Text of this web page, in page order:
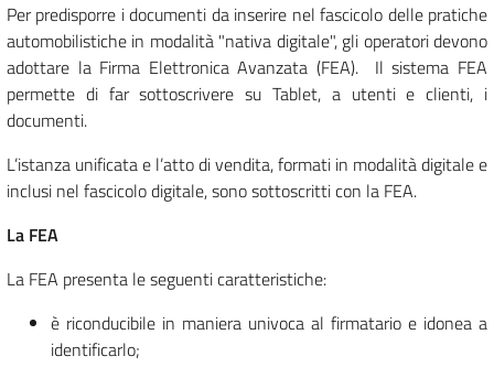
Per predisporre i documenti da inserire nel fascicolo delle pratiche
automobilistiche in modalità "nativa digitale", gli operatori devono
adottare la Firma Elettronica Avanzata (FEA). Il sistema FEA
permette di far sottoscrivere su Tablet, a utenti e clienti, i
documenti.
L’istanza unificata e l’atto di vendita, formati in modalità digitale e
inclusi nel fascicolo digitale, sono sottoscritti con la FEA.
La FEA
La FEA presenta le seguenti caratteristiche:
è riconducibile in maniera univoca al firmatario e idonea a
identificarlo;